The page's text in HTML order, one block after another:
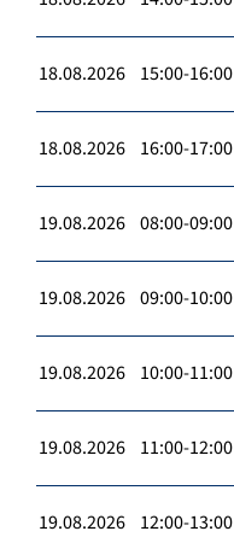
18.08.2026 15:00-16:00
18.08.2026 16:00-17:00
19.08.2026 08:00-09:00
19.08.2026 09:00-10:00
19.08.2026 10:00-11:00
19.08.2026 11:00-12:00
19.08.2026 12:00-13:00